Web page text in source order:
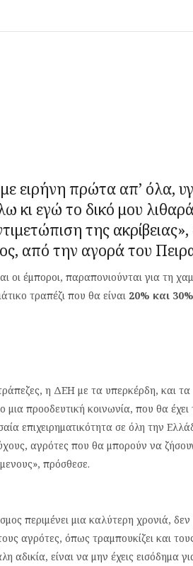
ειρήνη πρώτα απ’ όλα,
κι εγώ το δικό μου
της
, από την αγορά του
οι έμποροι, παραπονιούνται για τη
τραπέζι που θα είναι 20% και 30%
η ΔΕΗ με τα υπερκέρδη, και τα
μια προοδευτική κοινωνία, που θα έχει
επιχειρηματικότητα σε όλη την
αγρότες που θα μπορούν να
πρόσθεσε.
περιμένει μια καλύτερη χρονιά,
αγρότες, όπως τραμπουκίζει και
αδικία, είναι να μην έχεις εισόδημα